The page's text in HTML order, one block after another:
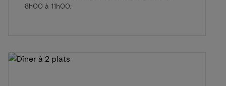
8h00 à 11h00.